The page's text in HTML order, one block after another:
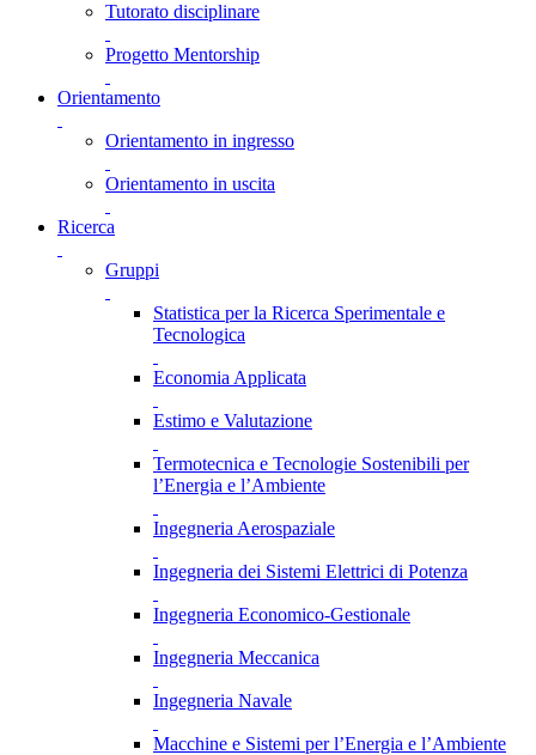
Tutorato disciplinare
Progetto Mentorship
Orientamento
Orientamento in ingresso
Orientamento in uscita
Ricerca
Gruppi
Statistica per la Ricerca Sperimentale e
Tecnologica
Economia Applicata
Estimo e Valutazione
Termotecnica e Tecnologie Sostenibili per
l’Energia e l’Ambiente
Ingegneria Aerospaziale
Ingegneria dei Sistemi Elettrici di Potenza
Ingegneria Economico-Gestionale
Ingegneria Meccanica
Ingegneria Navale
Macchine e Sistemi per l’Energia e l’Ambiente